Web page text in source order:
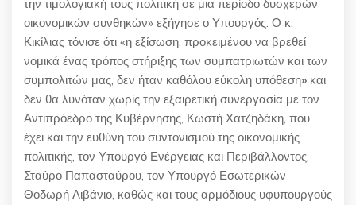
την τιμολογιακή τους πολιτική σε μια περίοδο δυσχερών
οικονομικών συνθηκών» εξήγησε ο Υπουργός. Ο κ.
Κικίλιας τόνισε ότι «η εξίσωση, προκειμένου να βρεθεί
νομικά ένας τρόπος στήριξης των συμπατριωτών και των
συμπολιτών μας, δεν ήταν καθόλου εύκολη υπόθεση» και
δεν θα λυνόταν χωρίς την εξαιρετική συνεργασία με τον
Αντιπρόεδρο της Κυβέρνησης, Κωστή Χατζηδάκη, που
έχει και την ευθύνη του συντονισμού της οικονομικής
πολιτικής, τον Υπουργό Ενέργειας και Περιβάλλοντος,
Σταύρο Παπασταύρου, τον Υπουργό Εσωτερικών
Θοδωρή Λιβάνιο, καθώς και τους αρμόδιους υφυπουργούς